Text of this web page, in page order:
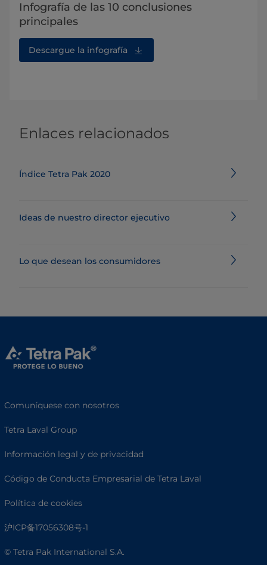
Infografía de las 10 conclusiones
principales
Descargue la infografía
Enlaces relacionados
Índice Tetra Pak 2020
Ideas de nuestro director ejecutivo
Lo que desean los consumidores
Comuníquese con nosotros
Tetra Laval Group
Información legal y de privacidad
Código de Conducta Empresarial de Tetra Laval
Política de cookies
沪ICP备17056308号-1
© Tetra Pak International S.A.